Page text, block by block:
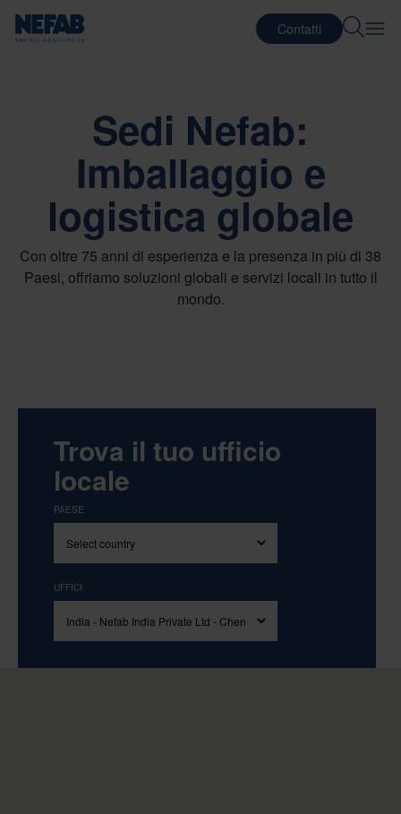
Contatti
Sedi Nefab:
Imballaggio e
logistica globale
Con oltre 75 anni di esperienza e la presenza in più di 38
Paesi, offriamo soluzioni globali e servizi locali in tutto il
mondo.
Trova il tuo ufficio
locale
PAESE
UFFICI